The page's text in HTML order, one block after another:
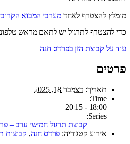
מומלץ להצטרף לאחד מערבי המבוא
כדי להצטרף לתרגול יש לתאם מראש
עוד על קבוצת הזן בפרדס חנה
פרטים
תאריך: דצמבר 18, 2025
Time:
18:00 - 20:15
Series:
קבוצת תרגול חמישי ערב –
אירוע קטגוריה: פרדס חנה, קבוצות